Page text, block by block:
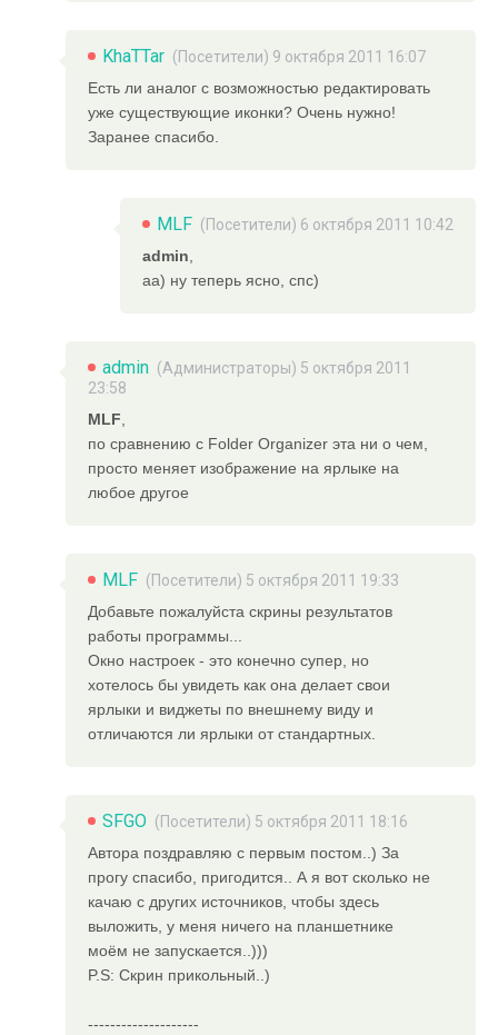
KhaTTar (Посетители) 9 октября 2011 16:07
Есть ли аналог с возможностью редактировать
уже существующие иконки? Очень нужно!
Заранее спасибо.
MLF (Посетители) 6 октября 2011 10:42
admin
аа) ну теперь ясно, спс)
admin (Администраторы) 5 октября 2011
23:58
MLF
по сравнению с Folder Organizer эта ни о чем,
просто меняет изображение на ярлыке на
любое другое
MLF (Посетители) 5 октября 2011 19:33
Добавьте пожалуйста скрины результатов
работы программы...
Окно настроек - это конечно супер, но
хотелось бы увидеть как она делает свои
ярлыки и виджеты по внешнему виду и
отличаются ли ярлыки от стандартных.
SFGO (Посетители) 5 октября 2011 18:16
Автора поздравляю с первым постом..) За
прогу спасибо, пригодится.. А я вот сколько не
качаю с других источников, чтобы здесь
выложить, у меня ничего на планшетнике
моём не запускается..)))
P.S: Скрин прикольный..)
--------------------